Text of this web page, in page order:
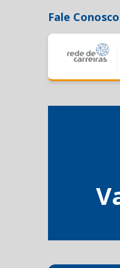
Fale Conosco